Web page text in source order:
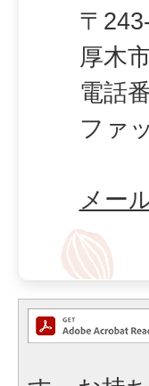
〒
厚木
電話
ファ
メー